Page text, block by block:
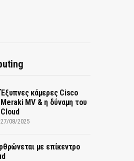
Έξυπνες κάμερες Cisco
Meraki MV & η δύναμη του
Cloud
27/08/2025
με επίκεντρο